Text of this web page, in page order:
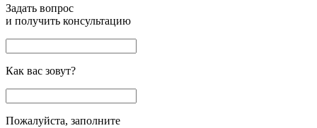
Задать вопрос
и получить консультацию
Как вас зовут?
Пожалуйста, заполните